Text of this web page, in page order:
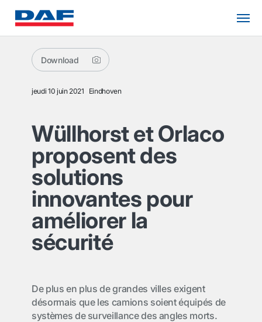
Download
jeudi 10 juin 2021 Eindhoven
Wüllhorst et Orlaco
proposent des
solutions
innovantes pour
améliorer la
sécurité
De plus en plus de grandes villes exigent
désormais que les camions soient équipés de
systèmes de surveillance des angles morts.